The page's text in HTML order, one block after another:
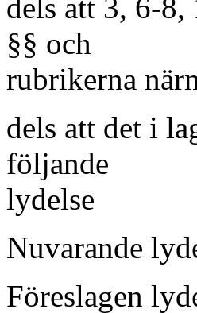
dels att 3, 6-
§§ och
rubrikerna
dels att det i
följande
lydelse
Nuvarande
Föreslagen